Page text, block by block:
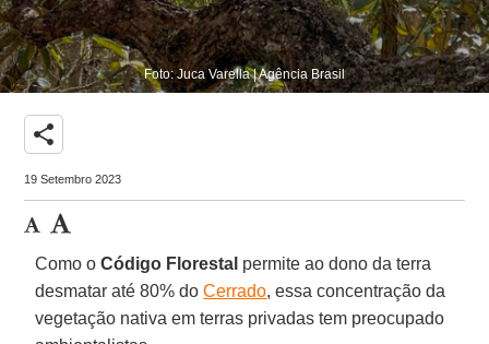
Foto: Juca Varella | Agência Brasil
share
19 Setembro 2023
Como oCódigo Florestal permite ao dono da terra
desmatar até 80% doCerrado, essa concentração da
vegetação nativa em terras privadas tem preocupado